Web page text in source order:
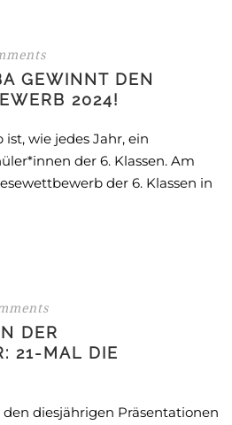
GEWINNT DEN
2024!
wie jedes Jahr, ein
der 6. Klassen. Am
der 6. Klassen in
DER
21-MAL DIE
den diesjährigen Präsentationen